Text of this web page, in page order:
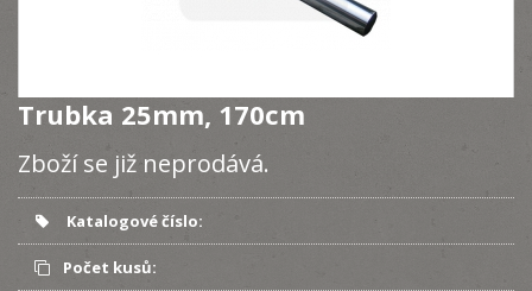
Trubka 25mm, 170cm
Zboží se již neprodává.
Katalogové číslo:
Počet kusů: